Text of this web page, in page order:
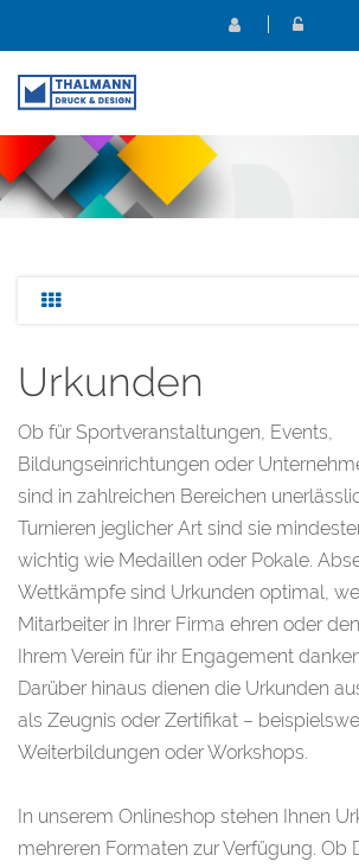
Urkunden
Ob für Sportveranstaltungen, Events,
Bildungseinrichtungen oder
sind in zahlreichen Bereichen
Turnieren jeglicher Art sind sie
wichtig wie Medaillen oder Pokale.
Wettkämpfe sind Urkunden optimal,
Mitarbeiter in Ihrer Firma ehren oder
Ihrem Verein für ihr Engagement
Darüber hinaus dienen die Urkunden
als Zeugnis oder Zertifikat –
Weiterbildungen oder Workshops.
In unserem Onlineshop stehen Ihnen
mehreren Formaten zur Verfügung. Ob